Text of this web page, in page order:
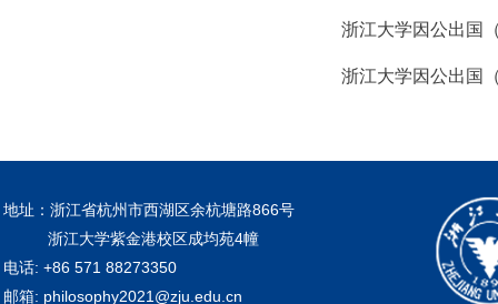
浙江大学因公出国
浙江大学因公出国
地址：浙江省杭州市西湖区余杭塘路866号
浙江大学紫金港校区成均苑4幢
电话: +86 571 88273350
邮箱: philosophy2021@zju.edu.cn